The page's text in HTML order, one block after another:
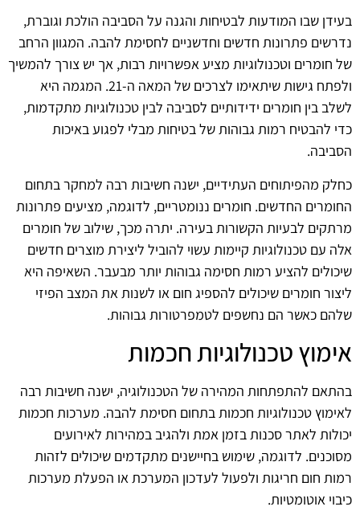
בעידן שבו המודעות לבטיחות והגנה על הסביבה הולכת וגוברת,
נדרשים פתרונות חדשים וחדשניים לחסימת להבה. המגוון הרחב
של חומרים וטכנולוגיות מציע אפשרויות רבות, אך יש צורך להמשיך
ולפתח גישות שיתאימו לצרכים של המאה ה-21. המגמה היא
לשלב בין חומרים ידידותיים לסביבה לבין טכנולוגיות מתקדמות,
כדי להבטיח רמות גבוהות של בטיחות מבלי לפגוע באיכות
הסביבה.
כחלק מהפיתוחים העתידיים, ישנה חשיבות רבה למחקר בתחום
החומרים החדשים. חומרים ננומטריים, לדוגמה, מציעים פתרונות
מרתקים לבעיות הקשורות בעירה. יתרה מכך, שילוב של חומרים
אלה עם טכנולוגיות קיימות עשוי להוביל ליצירת מוצרים חדשים
שיכולים להציע רמות חסימה גבוהות יותר מבעבר. השאיפה היא
ליצור חומרים שיכולים להספיג חום או לשנות את המצב הפיזי
שלהם כאשר הם נחשפים לטמפרטורות גבוהות.
אימוץ טכנולוגיות חכמות
בהתאם להתפתחות המהירה של הטכנולוגיה, ישנה חשיבות רבה
לאימוץ טכנולוגיות חכמות בתחום חסימת להבה. מערכות חכמות
יכולות לאתר סכנות בזמן אמת ולהגיב במהירות לאירועים
מסוכנים. לדוגמה, שימוש בחיישנים מתקדמים שיכולים לזהות
רמות חום חריגות ולפעול לעדכון המערכת או הפעלת מערכות
כיבוי אוטומטיות.